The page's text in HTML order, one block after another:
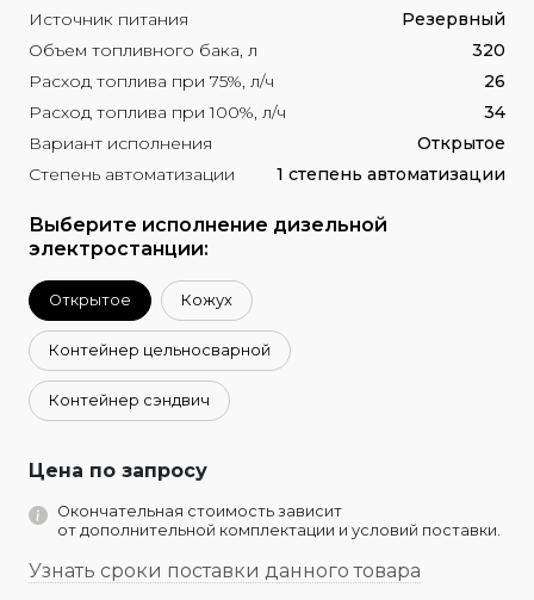
Источник питания
Резервный
Объем топливного бака, л
320
Расход топлива при 75%, л/ч
26
Расход топлива при 100%, л/ч
34
Вариант исполнения
Открытое
Степень автоматизации
1 степень автоматизации
Выберите исполнение дизельной
электростанции:
Открытое Кожух
Контейнер цельносварной
Контейнер сэндвич
Цена по запросу
Окончательная стоимость зависит
от дополнительной комплектации и условий поставки.
Узнать сроки поставки данного товара